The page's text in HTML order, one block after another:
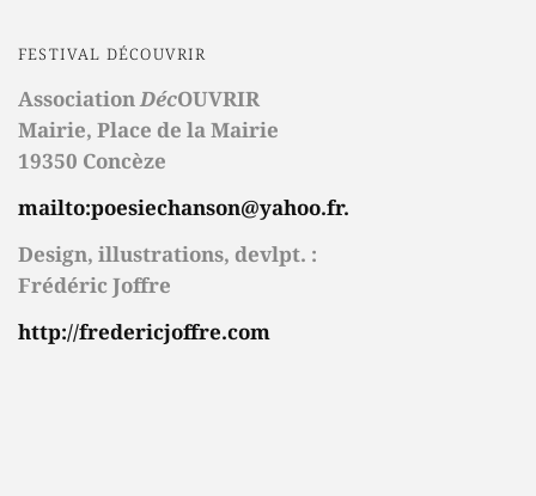
FESTIVAL DÉCOUVRIR
AssociationDécOUVRIR
Mairie, Place de la Mairie
19350 Concèze
mailto:poesiechanson@yahoo.fr.
Design, illustrations, devlpt. :
Frédéric Joffre
http://fredericjoffre.com